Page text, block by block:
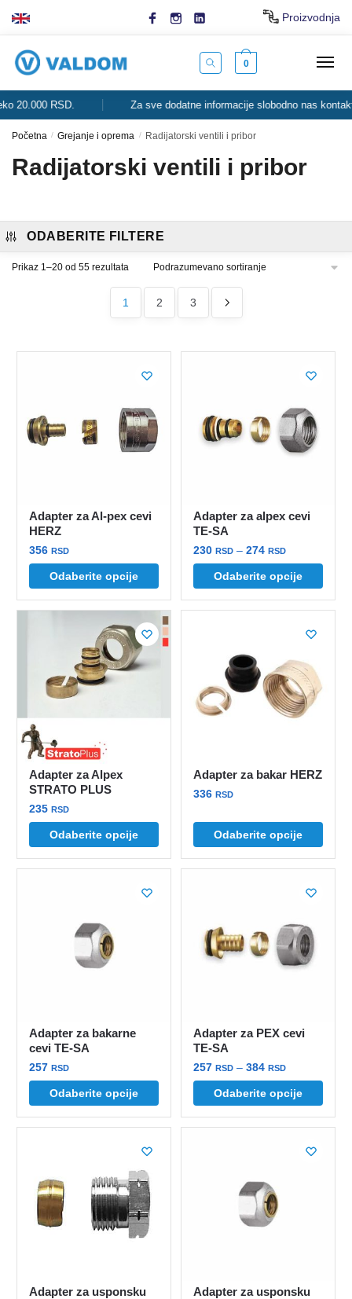
Proizvodnja
0
RSD. Za sve dodatne informacije slobodno nas kontaktirajte.
Početna / Grejanje i oprema / Radijatorski ventili i pribor
Radijatorski ventili i pribor
ODABERITE FILTERE
Prikaz 1–20 od 55 rezultata
1 2 3
Adapter za Al-pex cevi
HERZ
356RSD
Odaberite opcije
Ovaj
ima
mogu
izabrane
na
proizvoda.
Adapter za alpex cevi
TE-SA
230RSD – 274RSDRaspon
cena:
od
230 rsd
274 rsd
Odaberite opcije
Ovaj
ima
Opcije
mogu
biti
proizvoda.
Adapter za Alpex
STRATO PLUS
235RSD
Odaberite opcije
Ovaj
ima
proizvoda.
Adapter za bakar HERZ
336RSD
Odaberite opcije
Ovaj
proizvod
ima
mogu
biti
proizvoda.
Adapter za bakarne
cevi TE-SA
257RSD
Odaberite opcije
Ovaj
ima
Opcije
mogu
biti
Adapter za PEX cevi
TE-SA
257RSD – 384RSDRaspon
cena:
od
257 rsd
384 rsd
Odaberite opcije
Ovaj
ima
Adapter za usponsku
Adapter za usponsku